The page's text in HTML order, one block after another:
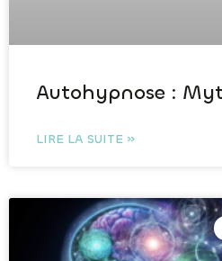
Autohypnose :
LIRE LA SUITE »